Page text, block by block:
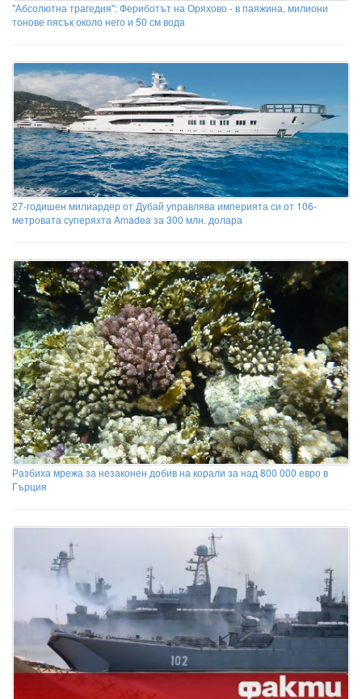
"Абсолютна трагедия": Фериботът на Оряхово - в паяжина, милиони
тонове пясък около него и 50 см вода
27-годишен милиардер от Дубай управлява империята си от 106-
метровата суперяхта Amadea за 300 млн. долара
Разбиха мрежа за незаконен добив на корали за над 800 000 евро в
Гърция